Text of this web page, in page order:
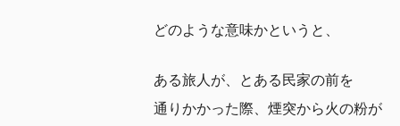
どのような意味かというと、
ある旅人が、とある民家の前を
通りかかった際、煙突から火の粉が